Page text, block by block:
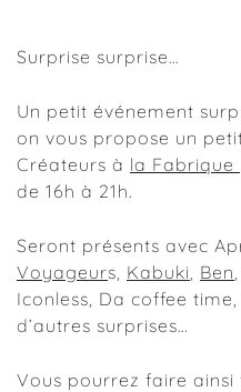
Surprise surprise…
Un petit événement
on vous propose un
Créateurs à la Fabrique
de 16h à 21h.
Seront présents avec
Voyageurs, Kabuki Ben
Iconless, Da coffee
d’autres surprises…
Vous pourrez faire